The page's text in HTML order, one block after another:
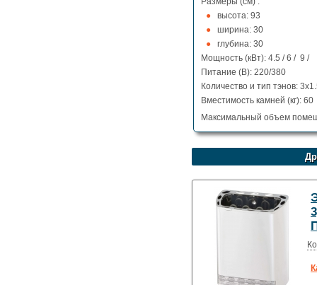
высота: 93
ширина: 30
глубина: 30
Мощность (кВт): 4.5 / 6 / 9 /
Питание (В): 220/380
Количество и тип тэнов:
Вместимость камней (кг): 60
Максимальный объем